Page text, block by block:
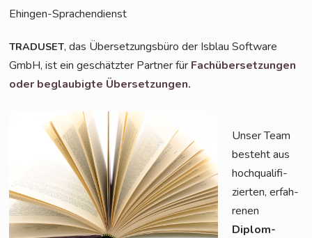
Ehin­gen-Spra­chen­dienst
TRADUSET, das Über­set­zungs­bü­ro der Isblau Soft­ware
GmbH, ist ein geschätz­ter Part­ner für Fach­über­set­zun­gen
oder beglau­big­te Übersetzungen.
Unser Team
besteht aus
hoch­qua­li­fi­
zier­ten, erfah­
re­nen
Diplom-